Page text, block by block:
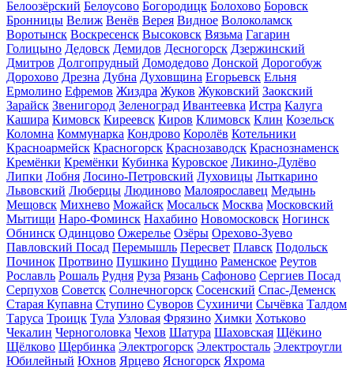
Белоозёрский Белоусово Богородицк Болохово Боровск
Бронницы Велиж Венёв Верея Видное Волоколамск
Воротынск Воскресенск Высоковск Вязьма Гагарин
Голицыно Дедовск Демидов Десногорск Дзержинский
Дмитров Долгопрудный Домодедово Донской Дорогобуж
Дорохово Дрезна Дубна Духовщина Егорьевск Ельня
Ермолино Ефремов Жиздра Жуков Жуковский Заокский
Зарайск Звенигород Зеленоград Ивантеевка Истра Калуга
Кашира Кимовск Киреевск Киров Климовск Клин Козельск
Коломна Коммунарка Кондрово Королёв Котельники
Красноармейск Красногорск Краснозаводск Краснознаменск
Кремёнки Кремёнки Кубинка Куровское Ликино-Дулёво
Липки Лобня Лосино-Петровский Луховицы Лыткарино
Львовский Люберцы Людиново Малоярославец Медынь
Мещовск Михнево Можайск Мосальск Москва Московский
Мытищи Наро-Фоминск Нахабино Новомосковск Ногинск
Обнинск Одинцово Ожерелье Озёры Орехово-Зуево
Павловский Посад Перемышль Пересвет Плавск Подольск
Починок Протвино Пушкино Пущино Раменское Реутов
Рославль Рошаль Рудня Руза Рязань Сафоново Сергиев Посад
Серпухов Советск Солнечногорск Сосенский Спас-Деменск
Старая Купавна Ступино Суворов Сухиничи Сычёвка Талдом
Таруса Троицк Тула Узловая Фрязино Химки Хотьково
Чекалин Черноголовка Чехов Шатура Шаховская Щёкино
Щёлково Щербинка Электрогорск Электросталь Электроугли
Юбилейный Юхнов Ярцево Ясногорск Яхрома